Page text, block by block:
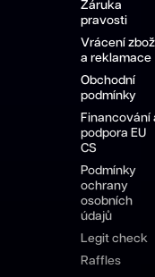
Záruka
pravosti
Vrácení
a reklamace
Obchodní
podmínky
Financování
podpora EU
CS
Podmínky
ochrany
osobních
údajů
Legit check
Raffles